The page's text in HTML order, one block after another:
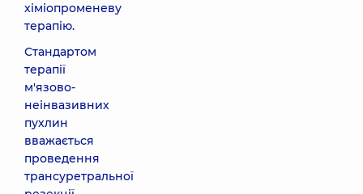
хіміопроменеву
терапію.
Стандартом
терапії
м'язово-
неінвазивних
пухлин
вважається
проведення
трансуретральної